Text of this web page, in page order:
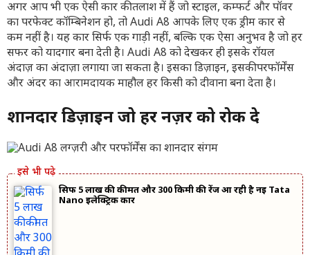
अगर आप भी एक ऐसी कार की तलाश में हैं जो स्टाइल, कम्फर्ट और पॉवर
का परफेक्ट कॉम्बिनेशन हो, तो Audi A8 आपके लिए एक ड्रीम कार से
कम नहीं है। यह कार सिर्फ एक गाड़ी नहीं, बल्कि एक ऐसा अनुभव है जो हर
सफर को यादगार बना देती है। Audi A8 को देखकर ही इसके रॉयल
अंदाज़ का अंदाज़ा लगाया जा सकता है। इसका डिज़ाइन, इसकी परफॉर्मेंस
और अंदर का आरामदायक माहौल हर किसी को दीवाना बना देता है।
शानदार डिज़ाइन जो हर नज़र को रोक दे
सिर्फ 5 लाख की कीमत और 300 किमी की रेंज आ रही है नई Tata
Nano इलेक्ट्रिक कार